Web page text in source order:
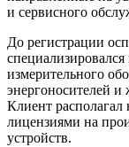
и сервисного
До регистрации
измерительного
энергоносителей
Клиент
лицензиями на
устройств.